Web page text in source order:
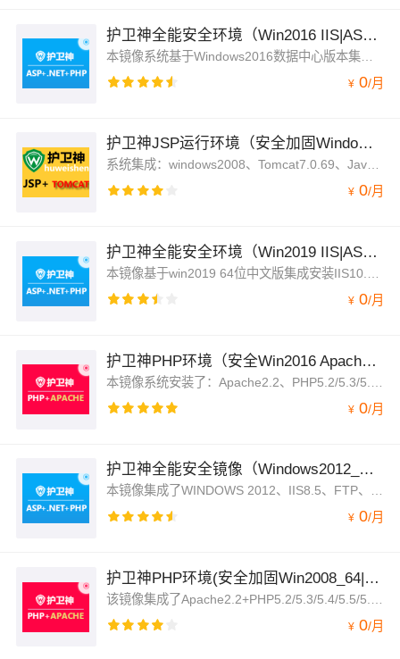
护卫神全能安全环境（Win2016 IIS|ASP|PHP|.NET）
¥ 0/月
护卫神JSP运行环境（安全加固Windows2008_64|JSP|TOMCAT)
系统集成：windows2008、Tomcat7.0.69、Java7、MySQL5.6、网页木马专杀工具，支持JSP+MySQL
¥ 0/月
护卫神全能安全环境（Win2019 IIS|ASP|PHP|.NET）
¥ 0/月
护卫神PHP环境（安全Win2016 Apache|PHP多版本）
¥ 0/月
护卫神全能安全镜像（Windows2012_R2_64位ASP|PHP|ASP.NET）
¥ 0/月
护卫神PHP环境(安全加固Win2008_64|PHP|APache)
¥ 0/月